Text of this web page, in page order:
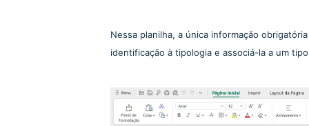
Nessa planilha, a única informação
identificação à tipologia e associá-la a um